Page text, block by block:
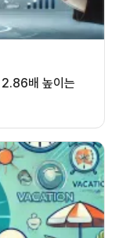
2.86배 높이는